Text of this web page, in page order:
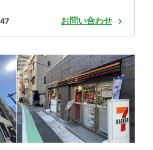
お問い合わせ